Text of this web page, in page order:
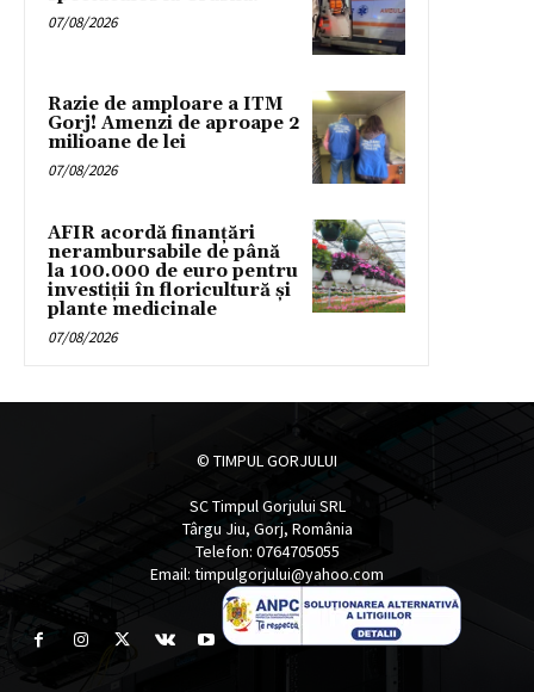
07/08/2026
Razie de amploare a ITM
Gorj! Amenzi de aproape 2
milioane de lei
07/08/2026
AFIR acordă finanțări
nerambursabile de până
la 100.000 de euro pentru
investiții în floricultură și
plante medicinale
07/08/2026
© TIMPUL GORJULUI
SC Timpul Gorjului SRL
Târgu Jiu, Gorj, România
Telefon: 0764705055
Email: timpulgorjului@yahoo.com